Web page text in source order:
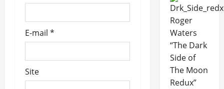
E-mail *
Site
Roger
Waters
“The Dark
Side of
The Moon
Redux”